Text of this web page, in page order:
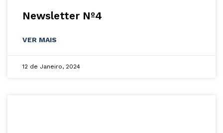
Newsletter Nº4
VER MAIS
12 de Janeiro, 2024